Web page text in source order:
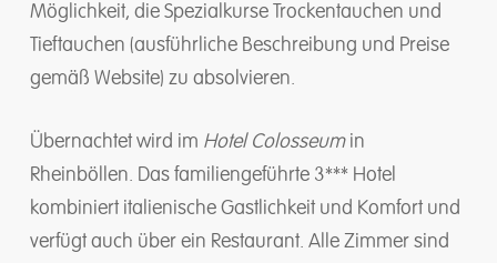
Möglichkeit, die Spezialkurse Trockentauchen und
Tieftauchen (ausführliche Beschreibung und Preise
gemäß Website) zu absolvieren.
Übernachtet wird im Hotel Colosseumin
Rheinböllen. Das familiengeführte 3*** Hotel
kombiniert italienische Gastlichkeit und Komfort und
verfügt auch über ein Restaurant. Alle Zimmer sind